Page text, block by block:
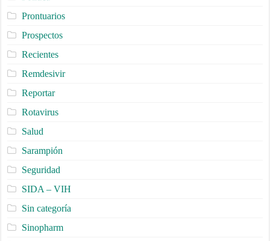
Prontuarios
Prospectos
Recientes
Remdesivir
Reportar
Rotavirus
Salud
Sarampión
Seguridad
SIDA – VIH
Sin categoría
Sinopharm